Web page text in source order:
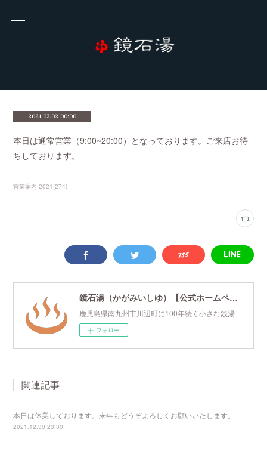
2021.03.02 00:00
本日は通常営業（9:00~20:00）となっております。ご来店お待
ちしております。
営業案内 2021 (274)
鏡石湯（かがみいしゆ）【公式ホームページ】
鹿児島県南九州市川辺町に100年続く小さな銭湯
フォロー
関連記事
本日は休業しております。来年もどうぞよろしくお願いいたします。
2021.12.30 23:30